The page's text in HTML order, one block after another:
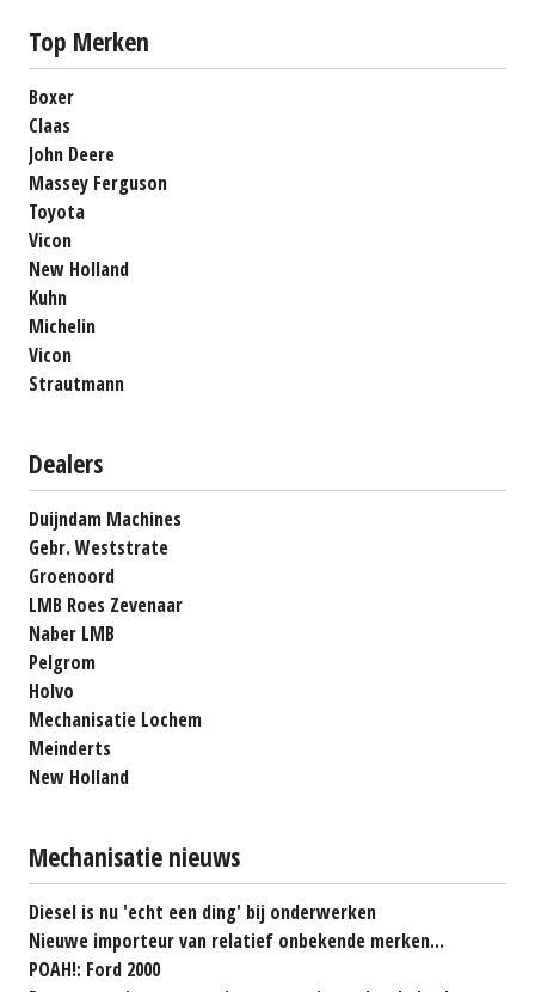
Top Merken
Boxer
Claas
John Deere
Massey Ferguson
Toyota
Vicon
New Holland
Kuhn
Michelin
Vicon
Strautmann
Dealers
Duijndam Machines
Gebr. Weststrate
Groenoord
LMB Roes Zevenaar
Naber LMB
Pelgrom
Holvo
Mechanisatie Lochem
Meinderts
New Holland
Mechanisatie nieuws
Diesel is nu 'echt een ding' bij onderwerken
Nieuwe importeur van relatief onbekende merken...
POAH!: Ford 2000